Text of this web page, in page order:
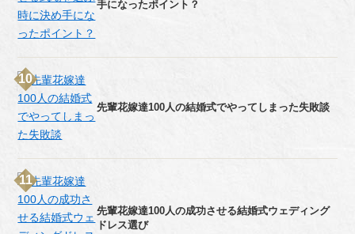
手になったポイント？
先輩花嫁達100人の結婚式でやってしまった失敗談
先輩花嫁達100人の成功させる結婚式ウェディング
ドレス選び